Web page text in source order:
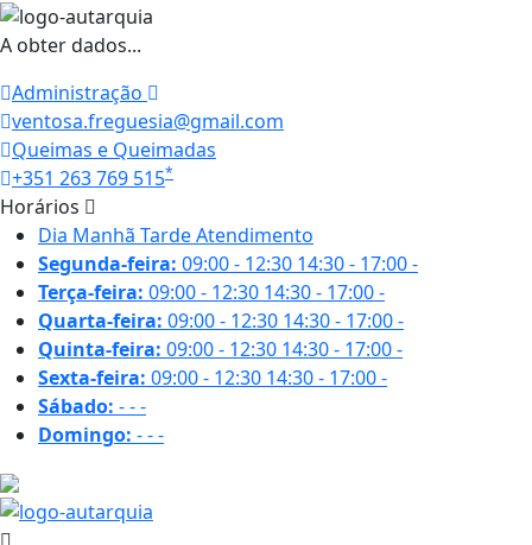
A obter dados...
Administração
ventosa.freguesia@gmail.com
Queimas e Queimadas
+351 263 769 515*
Horários
Dia Manhã TardeAtendimento
Segunda-feira: 09:00 - 12:30 14:30 - 17:00-
Terça-feira: 09:00 - 12:30 14:30 - 17:00-
Quarta-feira: 09:00 - 12:30 14:30 - 17:00-
Quinta-feira: 09:00 - 12:30 14:30 - 17:00-
Sexta-feira: 09:00 - 12:30 14:30 - 17:00-
Sábado: ---
Domingo: ---